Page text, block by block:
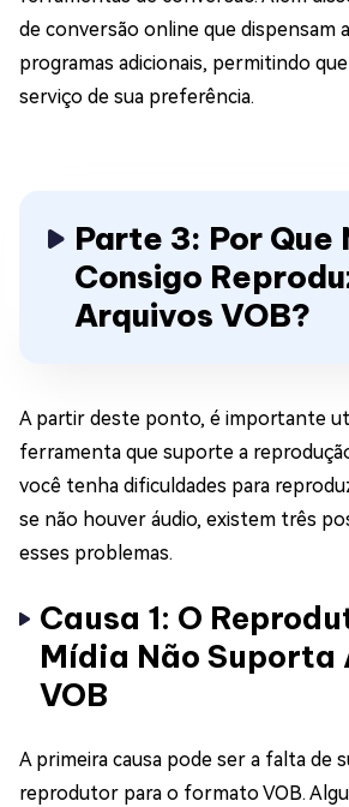
de conversão online que dispensam
programas adicionais, permitindo
serviço de sua preferência.
Parte 3: Por Que
Consigo
Arquivos VOB?
A partir deste ponto, é importante
ferramenta que suporte a
você tenha dificuldades para
se não houver áudio, existem três
esses problemas.
Causa 1: O
Mídia Não Suporta
VOB
A primeira causa pode ser a falta de
reprodutor para o formato VOB.